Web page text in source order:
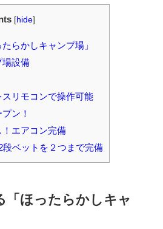
[hide]
らかしキャンプ場」
場設備
リモコンで操作可能
ン！
エアコン完備
ベットを２つまで完備
「ほったらかしキャ